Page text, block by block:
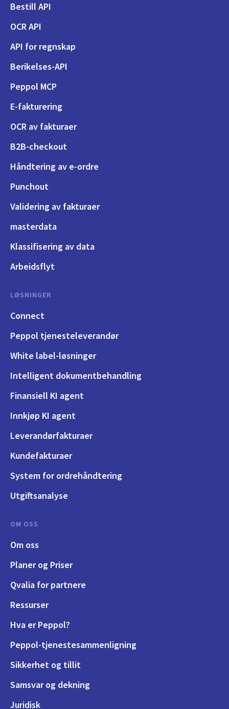
Bestill API
OCR API
API for regnskap
Berikelses-API
Peppol MCP
E-fakturering
OCR av fakturaer
B2B-checkout
Håndtering av e-ordre
Punchout
Validering av fakturaer
masterdata
Klassifisering av data
Arbeidsflyt
LØSNINGER
Connect
Peppol tjenesteleverandør
White label-løsninger
Intelligent dokumentbehandling
Finansiell KI agent
Innkjøp KI agent
Leverandørfakturaer
Kundefakturaer
System for ordrehåndtering
Utgiftsanalyse
OM OSS
Om oss
Planer og Priser
Qvalia for partnere
Ressurser
Hva er Peppol?
Peppol-tjenestesammenligning
Sikkerhet og tillit
Samsvar og dekning
Juridisk